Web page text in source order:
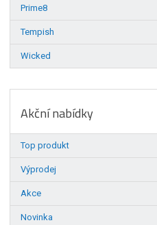
Prime8
Tempish
Wicked
Akční nabídky
Top produkt
Výprodej
Akce
Novinka